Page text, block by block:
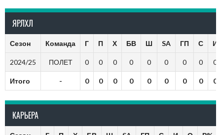
ЯРЛХЛ
Сезон Команда Г П Х БВ Ш SA ГП С И
2024/25 ПОЛЕТ 0 0 0 0 0 0 0 0 0
Итого - 0 0 0 0 0 0 0 0 0
КАРЬЕРА